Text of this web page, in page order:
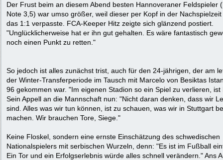
Der Frust beim an diesem Abend besten Hannoveraner Feldspieler
Note 3,5) war umso größer, weil dieser per Kopf in der
das 1:1 verpasste. FCA-Keeper Hitz zeigte sich glänzend postiert.
"Unglücklicherweise hat er ihn gut gehalten. Es wäre fantastisch
noch einen Punkt zu retten."
So jedoch ist alles zunächst trist, auch für den 24-jährigen, der am
der Winter-Transferperiode im Tausch mit Marcelo von Besiktas
96 gekommen war. "Im eigenen Stadion so ein Spiel zu verlieren, ist
Sein Appell an die Mannschaft nun: "Nicht daran denken, dass wir
sind. Alles was wir tun können, ist zu schauen, was wir in Stuttgart
machen. Wir brauchen Tore, Siege."
Keine Floskel, sondern eine ernste Einschätzung des schwedischen
Nationalspielers mit serbischen Wurzeln, denn: "Es ist im Fußball
Ein Tor und ein Erfolgserlebnis würde alles schnell verändern." Ans